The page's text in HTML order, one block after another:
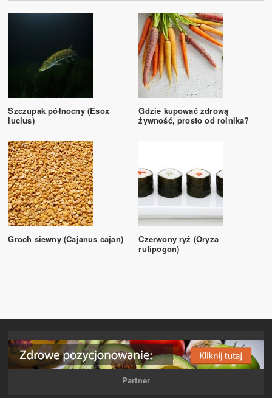
Szczupak północny (Esox
lucius)
Gdzie kupować zdrową
żywność, prosto od rolnika?
Groch siewny (Cajanus cajan)
Czerwony ryż (Oryza
rufipogon)
Partner